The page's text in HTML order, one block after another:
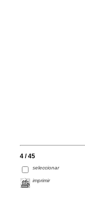
4 / 45
seleccionar
imprimir